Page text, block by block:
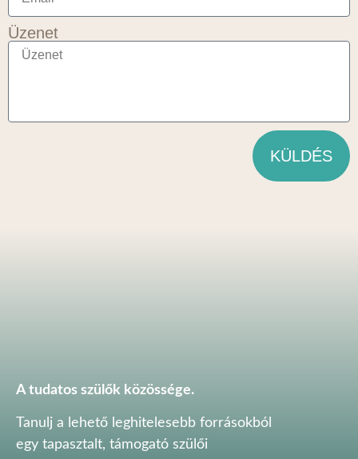
Üzenet
KÜLDÉS
A tudatos szülők közössége.
Tanulj a lehető leghitelesebb forrásokból
egy tapasztalt, támogató szülői